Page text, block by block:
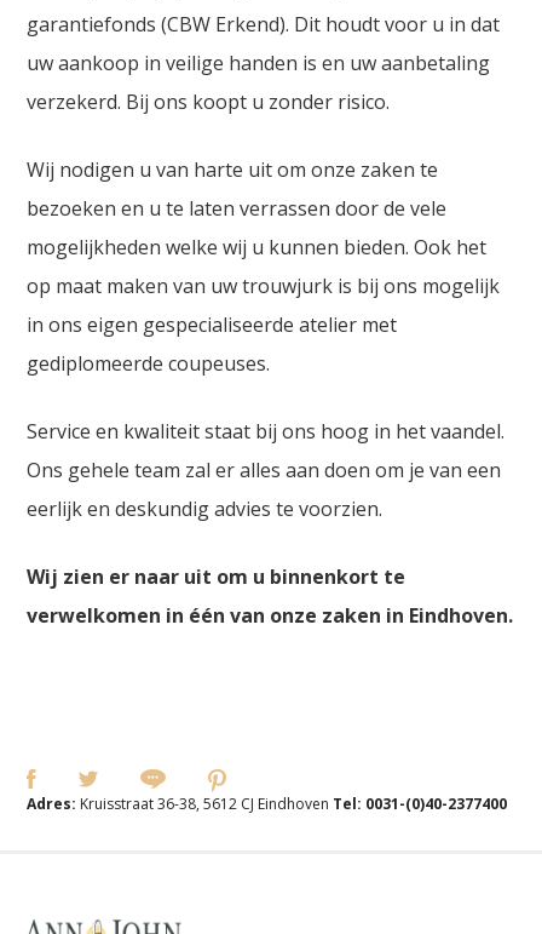
garantiefonds (CBW Erkend). Dit houdt voor u in dat
uw aankoop in veilige handen is en uw aanbetaling
verzekerd. Bij ons koopt u zonder risico.
Wij nodigen u van harte uit om onze zaken te
bezoeken en u te laten verrassen door de vele
mogelijkheden welke wij u kunnen bieden. Ook het
op maat maken van uw trouwjurk is bij ons mogelijk
in ons eigen gespecialiseerde atelier met
gediplomeerde coupeuses.
Service en kwaliteit staat bij ons hoog in het vaandel.
Ons gehele team zal er alles aan doen om je van een
eerlijk en deskundig advies te voorzien.
Wij zien er naar uit om u binnenkort te
verwelkomen in één van onze zaken in Eindhoven.
Adres: Kruisstraat 36-38, 5612 CJ Eindhoven Tel: 0031-(0)40-2377400